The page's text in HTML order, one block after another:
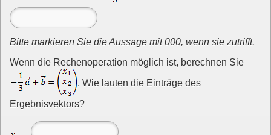
Bitte markieren Sie die Aussage mit 000, wenn sie zutrifft.
Wenn die Rechenoperation möglich ist, berechnen Sie
. Wie lauten die Einträge des
Ergebnisvektors?